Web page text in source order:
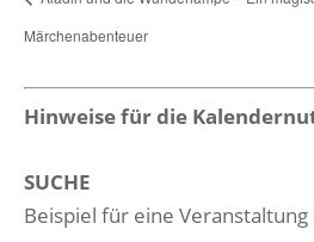
Märchenabenteuer
Hinweise für die
SUCHE
Beispiel für eine